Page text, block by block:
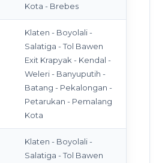
Kota - Brebes
Klaten - Boyolali -
Salatiga - Tol Bawen
Exit Krapyak - Kendal -
Weleri - Banyuputih -
Batang - Pekalongan -
Petarukan - Pemalang
Kota
Klaten - Boyolali -
Salatiga - Tol Bawen